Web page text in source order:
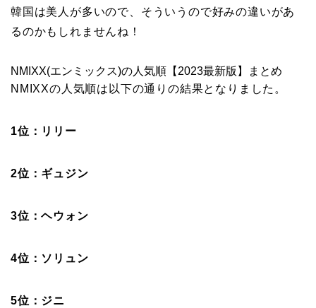
韓国は美人が多いので、そういうので好みの違いがあ
るのかもしれませんね！
NMIXX(エンミックス)の人気順【2023最新版】まとめ
NMIXXの人気順は以下の通りの結果となりました。
1位：リリー
2位：ギュジン
3位：ヘウォン
4位：ソリュン
5位：ジニ